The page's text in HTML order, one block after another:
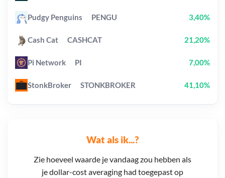
Wat als ik...?
Zie hoeveel waarde je vandaag zou hebben als
je dollar-cost averaging had toegepast op
Pudgy Penguins PENGU 3,40%
Cash Cat CASHCAT 21,20%
Pi Network PI 7,00%
StonkBroker STONKBROKER 41,10%